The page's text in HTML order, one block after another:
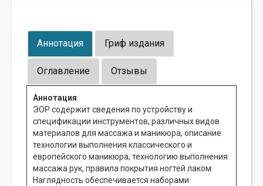
Аннотация Гриф издания
Оглавление Отзывы
Аннотация
ЭОР содержит сведения по устройству и
спецификации инструментов, различных видов
материалов для массажа и маникюра, описание
технологии выполнения классического и
европейского маникюра, технологию выполнения
массажа рук, правила покрытия ногтей лаком.
Наглядность обеспечивается наборами